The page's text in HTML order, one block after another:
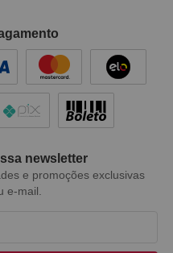
newsletter
e promoções exclusivas
e-mail.